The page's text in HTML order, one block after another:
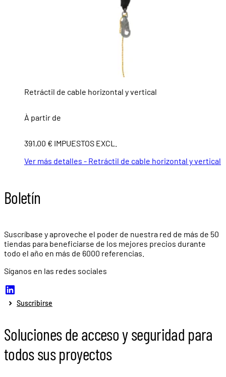
Retráctil de cable horizontal y vertical
À partir de
391,00 € IMPUESTOS EXCL.
Ver más detalles - Retráctil de cable horizontal y vertical
Boletín
Suscríbase y aproveche el poder de nuestra red de más de 50
tiendas para beneficiarse de los mejores precios durante
todo el año en más de 6000 referencias.
Síganos en las redes sociales
Suscribirse
Soluciones de acceso y seguridad para
todos sus proyectos